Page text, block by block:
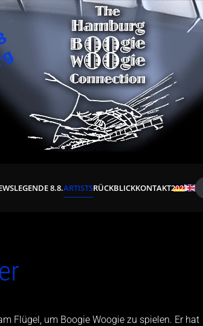
LEGENDE 8.8.ARTISTSRÜCKBLICKKONTAKT2023
Flügel, um Boogie Woogie zu spielen. Er hat